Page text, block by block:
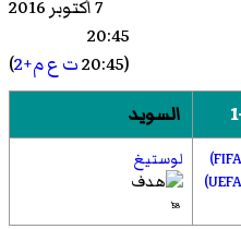
7 أكتوبر 2016
20:45
(20:45
ت ع م+2 )
السويد
لوستيغ
58'